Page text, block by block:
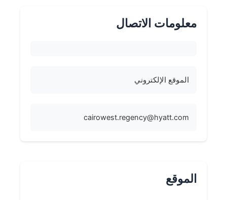
معلومات الاتصال
الموقع الإلكتروني
cairowest.regency@hyatt.com
الموقع